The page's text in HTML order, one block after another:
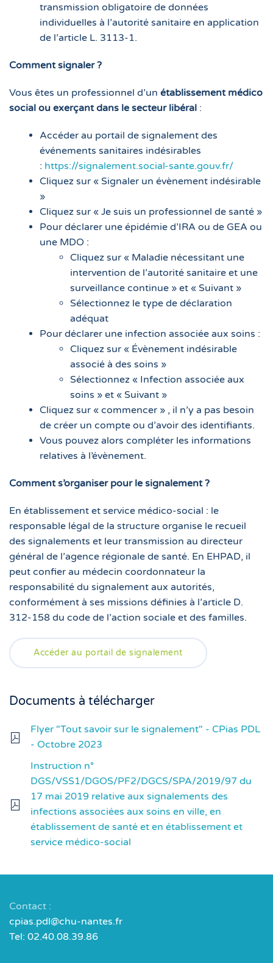
transmission obligatoire de données
individuelles à l’autorité sanitaire en application
de l’article L. 3113-1.
Comment signaler ?
Vous êtes un professionnel d’un établissement médico
social ou exerçant dans le secteur libéral :
Accéder au portail de signalement des
événements sanitaires indésirables
: https://signalement.social-sante.gouv.fr/
Cliquez sur « Signaler un évènement indésirable
»
Cliquez sur « Je suis un professionnel de santé »
Pour déclarer une épidémie d’IRA ou de GEA ou
une MDO :
Cliquez sur « Maladie nécessitant une
intervention de l’autorité sanitaire et une
surveillance continue » et « Suivant »
Sélectionnez le type de déclaration
adéquat
Pour déclarer une infection associée aux soins :
Cliquez sur « Évènement indésirable
associé à des soins »
Sélectionnez « Infection associée aux
soins » et « Suivant »
Cliquez sur « commencer » , il n’y a pas besoin
de créer un compte ou d’avoir des identifiants.
Vous pouvez alors compléter les informations
relatives à l’évènement.
Comment s’organiser pour le signalement ?
En établissement et service médico-social : le
responsable légal de la structure organise le recueil
des signalements et leur transmission au directeur
général de l’agence régionale de santé. En EHPAD, il
peut confier au médecin coordonnateur la
responsabilité du signalement aux autorités,
conformément à ses missions définies à l’article D.
312-158 du code de l’action sociale et des familles.
Accéder au portail de signalement
Documents à télécharger
Flyer "Tout savoir sur le signalement" - CPias PDL
- Octobre 2023
Instruction n°
DGS/VSS1/DGOS/PF2/DGCS/SPA/2019/97 du
17 mai 2019 relative aux signalements des
infections associées aux soins en ville, en
établissement de santé et en établissement et
service médico-social
Contact :
cpias.pdl@chu-nantes.fr
Tel: 02.40.08.39.86